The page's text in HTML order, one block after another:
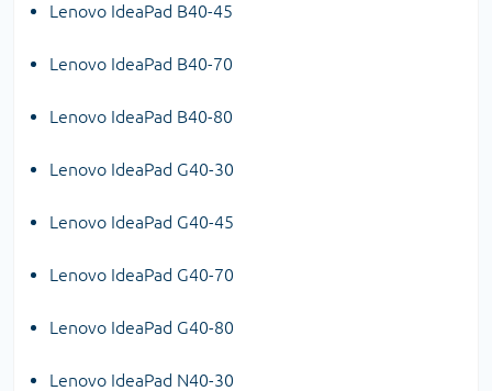
Lenovo IdeaPad B40-45
Lenovo IdeaPad B40-70
Lenovo IdeaPad B40-80
Lenovo IdeaPad G40-30
Lenovo IdeaPad G40-45
Lenovo IdeaPad G40-70
Lenovo IdeaPad G40-80
Lenovo IdeaPad N40-30